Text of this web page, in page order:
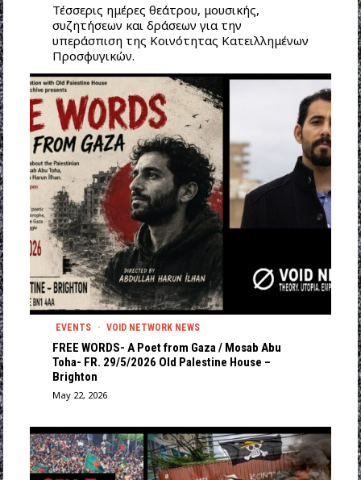
Τέσσερις ημέρες θεάτρου, μουσικής,
συζητήσεων και δράσεων για την
υπεράσπιση της Κοινότητας Κατειλλημένων
Προσφυγικών.
EVENTS · VOID NETWORK NEWS
FREE WORDS- A Poet from Gaza / Mosab Abu
Toha- FR. 29/5/2026 Old Palestine House –
Brighton
May 22, 2026